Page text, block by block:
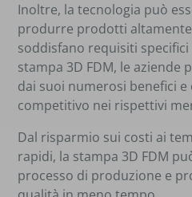
Inoltre, la tecnologia può
produrre prodotti
soddisfano requisiti
stampa 3D FDM, le aziende
dai suoi numerosi benefici
competitivo nei rispettivi
Dal risparmio sui costi ai
rapidi, la stampa 3D FDM
processo di produzione e